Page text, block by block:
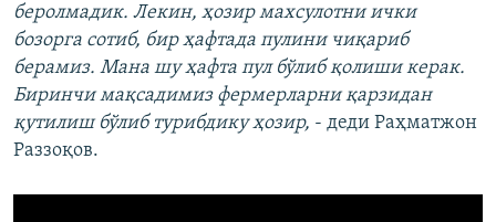
беролмадик. Лекин, ҳозир махсулотни ички
бозорга сотиб, бир ҳафтада пулини чиқариб
берамиз. Мана шу ҳафта пул бўлиб қолиши керак.
Биринчи мақсадимиз фермерларни қарзидан
қутилиш бўлиб турибдику ҳозир, - деди Раҳматжон
Раззоқов.